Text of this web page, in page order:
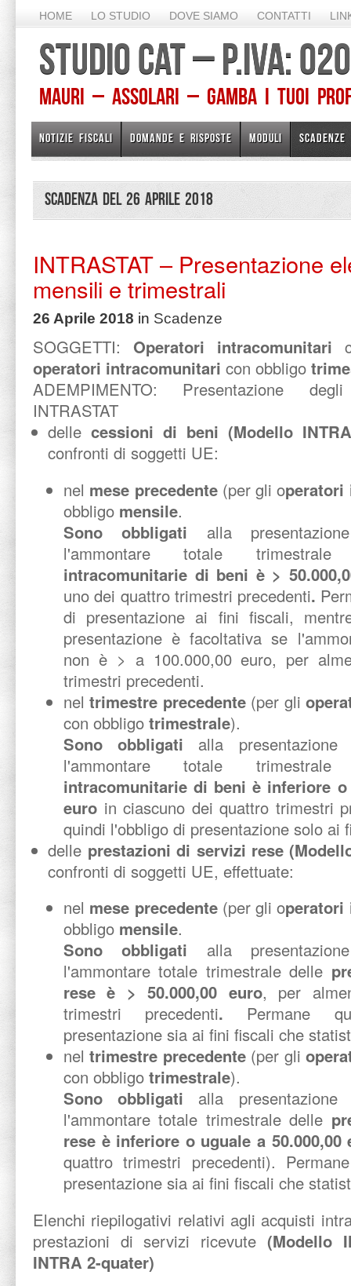
HOME LO STUDIO DOVE SIAMO CONTATTI
STUDIO CAT – P.IVA:
Mauri – Assolari – Gamba I TUOI
NOTIZIE FISCALI DOMANDE E RISPOSTE MODULI SCADENZE
Scadenza del 26 Aprile 2018
INTRASTAT – Presentazione
mensili e trimestrali
26 Aprile 2018 in Scadenze
SOGGETTI: Operatori intracomunitari
operatori intracomunitari con obbligo
ADEMPIMENTO: Presentazione
INTRASTAT
dellecessioni di beni (Modello
confronti di soggetti UE:
nel mese precedente(per gli operatori
obbligo mensile.
Sono obbligati alla
l'ammontare totale
intracomunitarie di beni è >
uno dei quattro trimestri precedenti.
di presentazione ai fini fiscali,
presentazione è facoltativa se
non è > a 100.000,00 euro, per
trimestri precedenti.
neltrimestre precedente (per gli
con obbligo trimestrale).
Sono obbligati alla presentazione
l'ammontare totale
intracomunitarie di beni è inferiore o
euro in ciascuno dei quattro trimestri
quindi l'obbligo di presentazione solo ai
delle prestazioni di servizi rese
confronti di soggetti UE, effettuate:
nel mese precedente(per gli operatori
obbligo mensile.
Sono obbligati alla
l'ammontare totale trimestrale delle
rese è > 50.000,00 euro, per
trimestri precedenti. Permane
presentazione sia ai fini fiscali che
neltrimestre precedente (per gli
con obbligo trimestrale).
Sono obbligati alla presentazione
l'ammontare totale trimestrale delle
rese è inferiore o uguale a 50.000,00
quattro trimestri precedenti).
presentazione sia ai fini fiscali che
Elenchi riepilogativi relativi agli acquisti
prestazioni di servizi ricevute (Modello
INTRA 2-quater)